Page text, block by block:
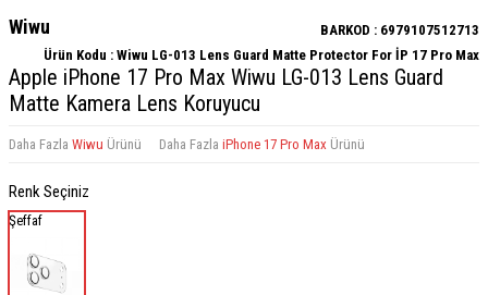
Wiwu BARKOD : 6979107512713
Ürün Kodu : Wiwu LG-013 Lens Guard Matte Protector For İP 17 Pro Max
Apple iPhone 17 Pro​ Max Wiwu LG-013 Lens Guard
Matte Kamera Lens Koruyucu
Daha Fazla Wiwu Ürünü Daha Fazla iPhone 17 Pro Max Ürünü
Renk Seçiniz
Şeffaf